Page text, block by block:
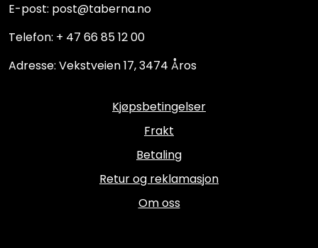
E-post: post@taberna.no
Telefon: + 47 66 85 12 00
Adresse: Vekstveien 17, 3474 Åros
Kjøpsbetingelser
Frakt
Betaling
Retur og reklamasjon
Om oss